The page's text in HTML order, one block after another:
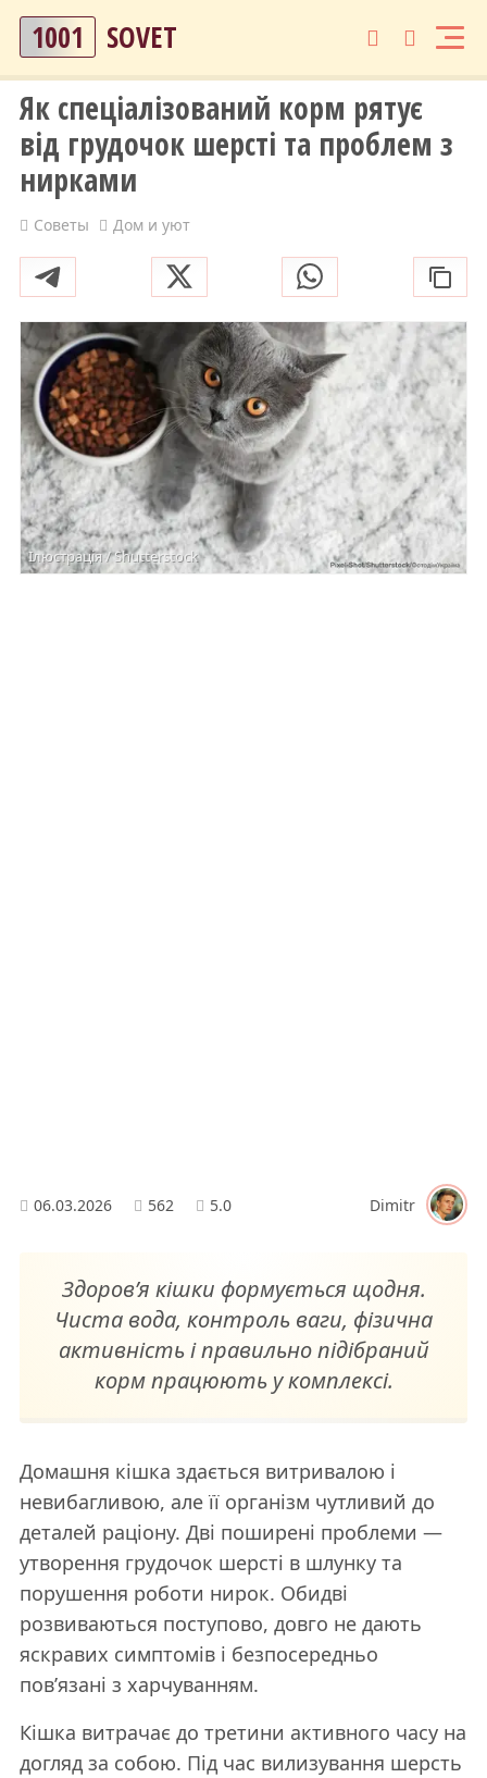
1001 SOVET
Як спеціалізований корм рятує
від грудочок шерсті та проблем з
нирками
Советы Дом и уют
Ілюстрація / Shutterstock
06.03.2026 562 5.0 Dimitr
Здоров’я кішки формується щодня.
Чиста вода, контроль ваги, фізична
активність і правильно підібраний
корм працюють у комплексі.
Домашня кішка здається витривалою і
невибагливою, але її організм чутливий до
деталей раціону. Дві поширені проблеми —
утворення грудочок шерсті в шлунку та
порушення роботи нирок. Обидві
розвиваються поступово, довго не дають
яскравих симптомів і безпосередньо
пов’язані з харчуванням.
Кішка витрачає до третини активного часу на
догляд за собою. Під час вилизування шерсть